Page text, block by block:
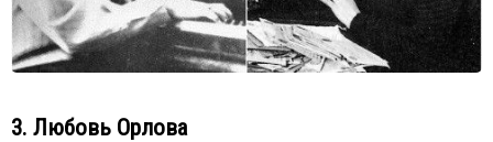
3. Любовь Орлова